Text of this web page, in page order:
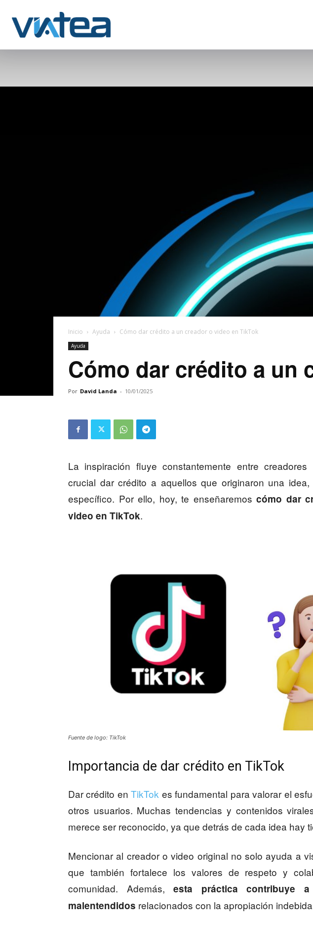
Inicio Ayuda Cómo dar crédito a un creador o video en TikTok
Ayuda
Cómo dar crédito a un
Por David Landa - 10/01/2025
La inspiración fluye constantemente entre
crucial dar crédito a aquellos que originaron una
específico. Por ello, hoy, te enseñaremos cómo dar
video en TikTok.
Fuente de logo: TikTok
Importancia de dar crédito en TikTok
Dar crédito enTikTok es fundamental para valorar el
otros usuarios. Muchas tendencias y contenidos
merece ser reconocido, ya que detrás de cada idea hay
Mencionar al creador o video original no solo ayuda a
que también fortalece los valores de respeto y
comunidad. Además, esta práctica contribuye
malentendidos relacionados con la apropiación